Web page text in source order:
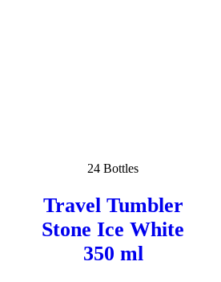
24 Bottles
Travel Tumbler
Stone Ice White
350 ml